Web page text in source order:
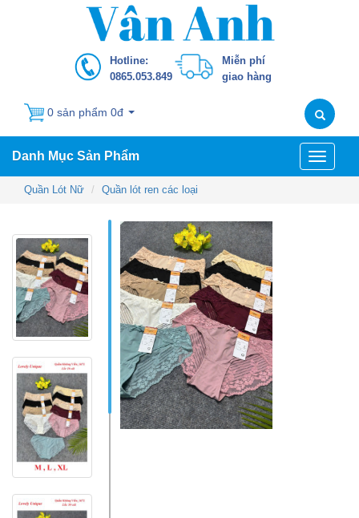
Hotline:
0865.053.849
Miễn phí
giao hàng
0 sản phẩm 0đ
Danh Mục Sản Phẩm
Toggle
Quần Lót Nữ
Quần lót ren các loại